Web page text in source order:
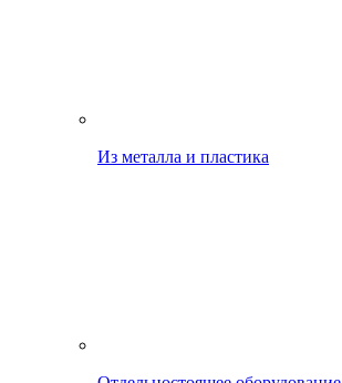
Из металла и пластика